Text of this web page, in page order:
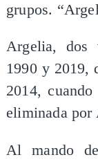
grupos.
Argelia, dos
1990 y 2019,
2014,
eliminada por
Al mando